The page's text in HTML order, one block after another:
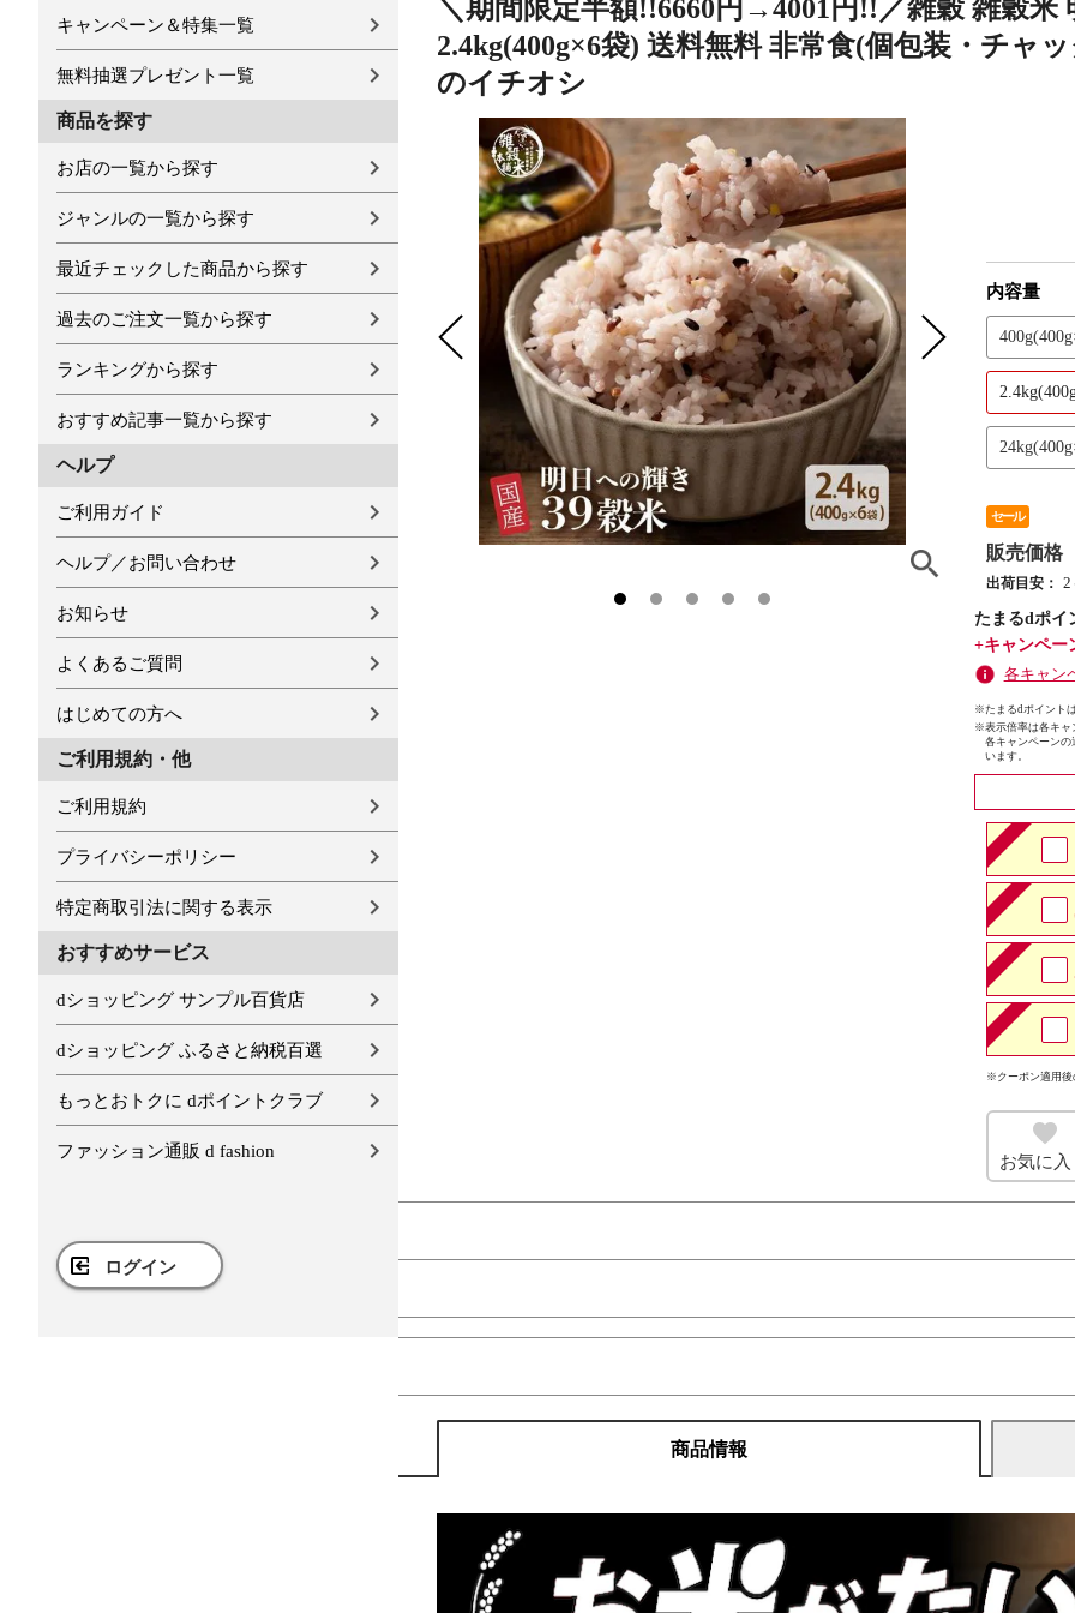
キャンペーン＆特集一覧
無料抽選プレゼント一覧
商品を探す
お店の一覧から探す
ジャンルの一覧から探す
最近チェックした商品から探す
過去のご注文一覧から探す
ランキングから探す
おすすめ記事一覧から探す
ヘルプ
ご利用ガイド
ヘルプ／お問い合わせ
お知らせ
よくあるご質問
はじめての方へ
ご利用規約・他
ご利用規約
プライバシーポリシー
特定商取引法に関する表示
おすすめサービス
dショッピング サンプル百貨店
dショッピング ふるさと納税百選
もっとおトクに dポイントクラブ
ファッション通販 d fashion
ログイン
＼期間限定半額!!6660円→4001円!!／雑穀 雑穀米
2.4kg(400g×6袋) 送料無料 非常食(個包装・チャ
のイチオシ
内容量
セール
販売価格
出荷目安： 2
たまるdポイ
+キャンペー
各キャン
※たまるdポイント
※表示倍率は各キャ
各キャンペーンの
います。
※クーポン適用後
お気に入
商品情報